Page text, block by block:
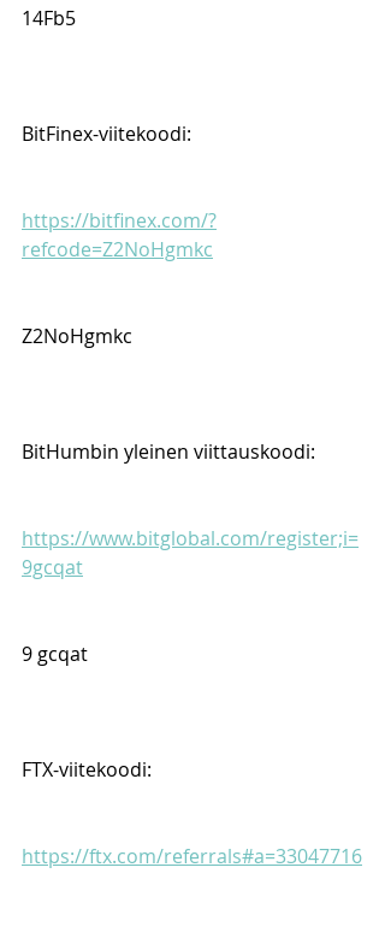
14Fb5
BitFinex-viitekoodi:
https://bitfinex.com/?
refcode=Z2NoHgmkc
Z2NoHgmkc
BitHumbin yleinen viittauskoodi:
https://www.bitglobal.com/register;i=
9gcqat
9 gcqat
FTX-viitekoodi:
https://ftx.com/referrals#a=33047716